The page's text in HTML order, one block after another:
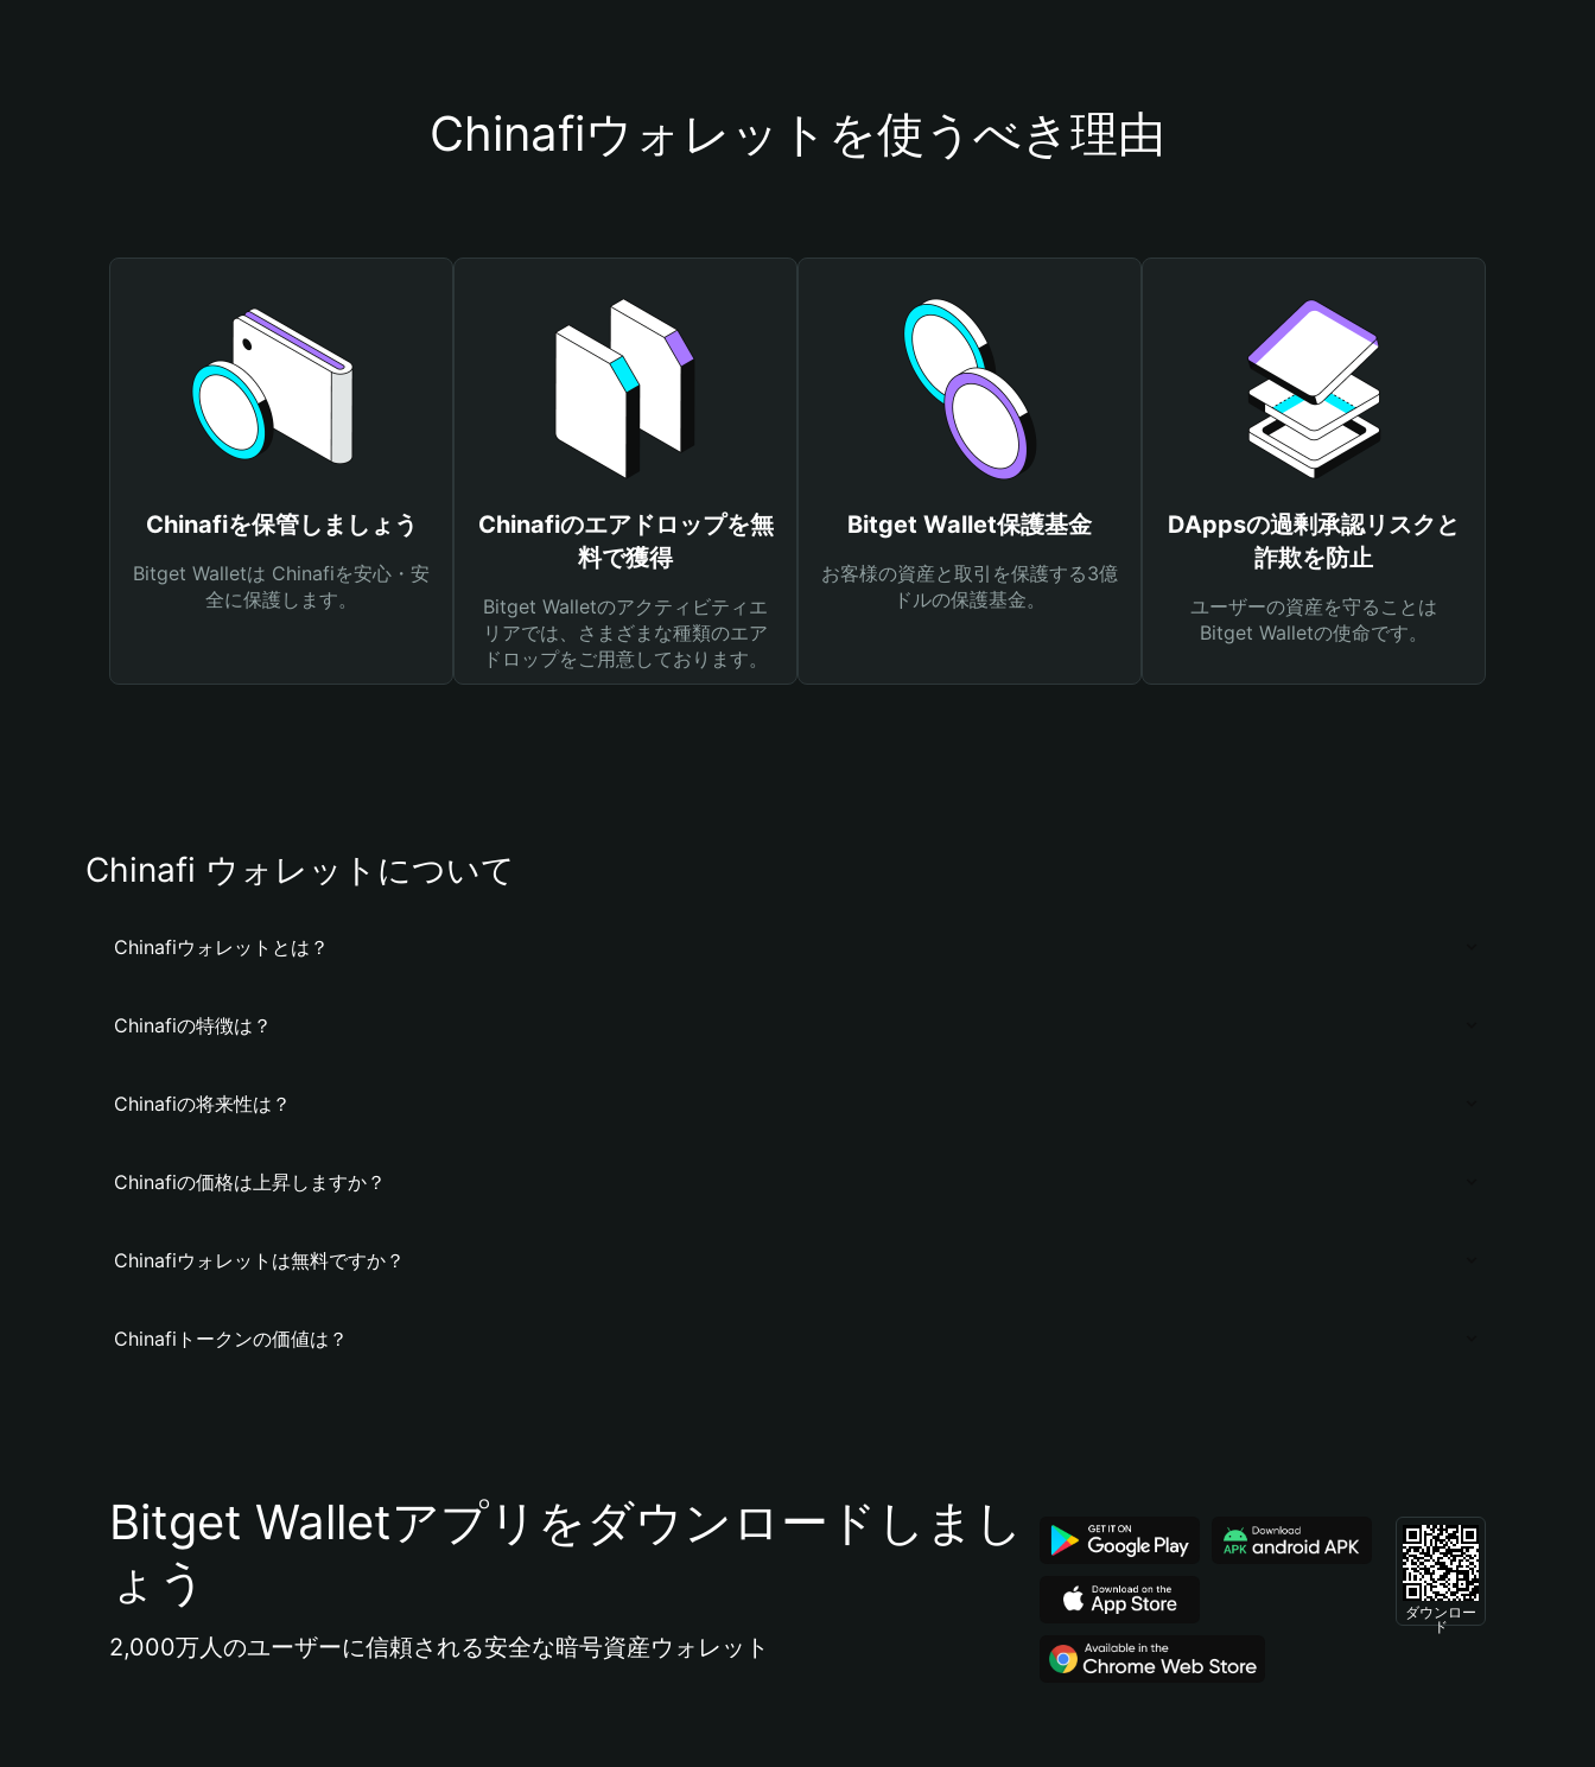
Chinafiウォレットを使うべき理由
Chinafiを保管しましょう
Bitget Walletは Chinafiを安心・安
全に保護します。
Chinafiのエアドロップを無
料で獲得
Bitget Walletのアクティビティエ
リアでは、さまざまな種類のエア
ドロップをご用意しております。
Bitget Wallet保護基金
お客様の資産と取引を保護する3億
ドルの保護基金。
DAppsの過剰承認リスクと
詐欺を防止
ユーザーの資産を守ることは
Bitget Walletの使命です。
Chinafi ウォレットについて
Chinafiウォレットとは？
Chinafiの特徴は？
Chinafiの将来性は？
Chinafiの価格は上昇しますか？
Chinafiウォレットは無料ですか？
Chinafiトークンの価値は？
Bitget Walletアプリをダウンロードしまし
ょう
2,000万人のユーザーに信頼される安全な暗号資産ウォレット
ダウンロー
ド